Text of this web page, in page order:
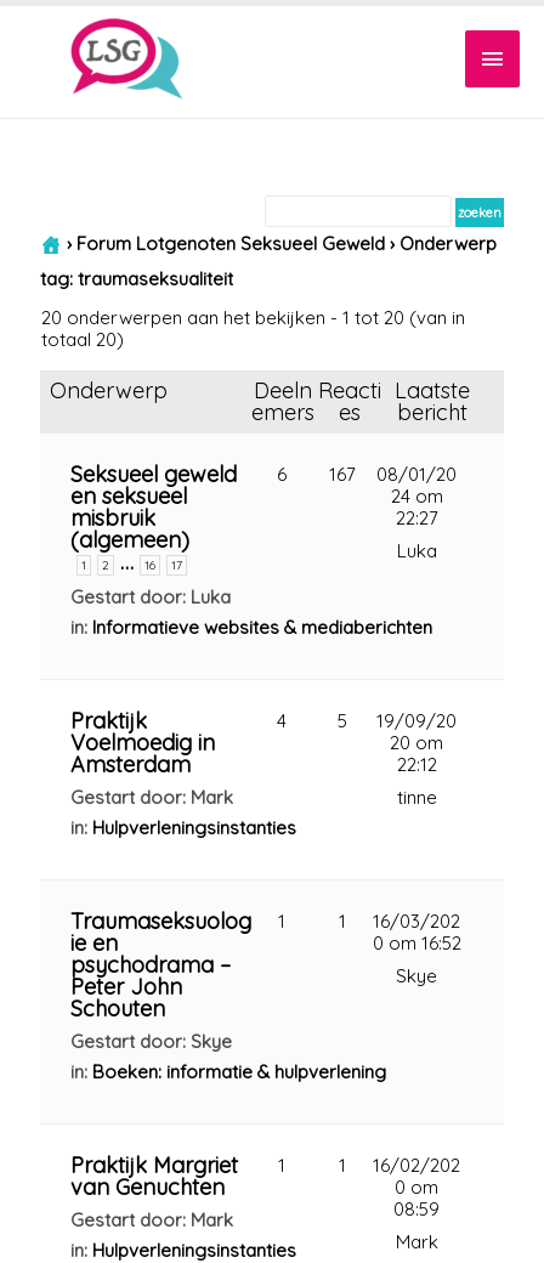
› Forum Lotgenoten Seksueel Geweld › Onderwerp
tag: traumaseksualiteit
20 onderwerpen aan het bekijken - 1 tot 20 (van in
totaal 20)
Onderwerp Deeln
emers
Reacti
es
Laatste
bericht
Seksueel geweld
en seksueel
misbruik
(algemeen)
1 2 … 16 17
Gestart door: Luka
in: Informatieve websites & mediaberichten
6 167
08/01/20
24 om
22:27
Luka
Praktijk
Voelmoedig in
Amsterdam
Gestart door: Mark
in: Hulpverleningsinstanties
4 5
19/09/20
20 om
22:12
tinne
Traumaseksuolog
ie en
psychodrama –
Peter John
Schouten
Gestart door: Skye
in: Boeken: informatie & hulpverlening
1 1
16/03/202
0 om 16:52
Skye
Praktijk Margriet
van Genuchten
Gestart door: Mark
in: Hulpverleningsinstanties
1 1
16/02/202
0 om
08:59
Mark